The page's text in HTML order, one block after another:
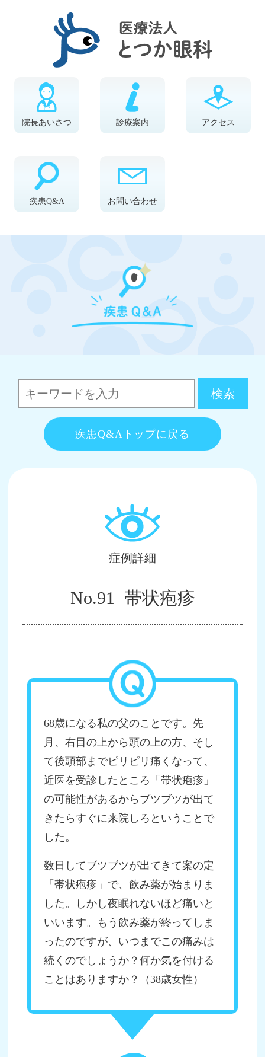
院長あいさつ 診療案内 アクセス
疾患Q&A お問い合わせ
疾患Q&Aトップに戻る
症例詳細
No.91 帯状疱疹
68歳になる私の父のことです。先
月、右目の上から頭の上の方、そし
て後頭部までピリピリ痛くなって、
近医を受診したところ「帯状疱疹」
の可能性があるからブツブツが出て
きたらすぐに来院しろということで
した。
数日してブツブツが出てきて案の定
「帯状疱疹」で、飲み薬が始まりま
した。しかし夜眠れないほど痛いと
いいます。もう飲み薬が終ってしま
ったのですが、いつまでこの痛みは
続くのでしょうか？何か気を付ける
ことはありますか？（38歳女性）